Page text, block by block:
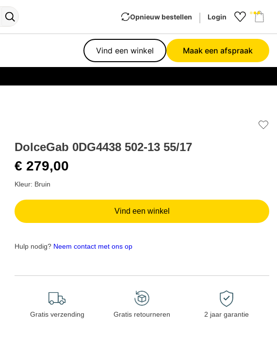
Zoekknop
Opnieuw bestellen Login
Vind een winkel Maak een afspraak
DolceGab 0DG4438 502-13 55/17
€ 279,00
Kleur: Bruin
Vind een winkel
Hulp nodig? Neem contact met ons op
Gratis verzending Gratis retourneren 2 jaar garantie